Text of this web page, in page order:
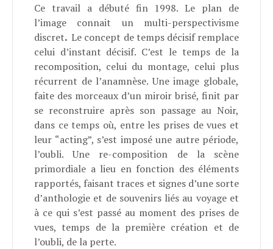
Ce travail a débuté fin 1998. Le plan de
l’image connait un multi-perspectivisme
discret. Le concept de temps décisif remplace
celui d’instant décisif. C’est le temps de la
recomposition, celui du montage, celui plus
récurrent de l’anamnèse. Une image globale,
faite des morceaux d’un miroir brisé, finit par
se reconstruire après son passage au Noir,
dans ce temps où, entre les prises de vues et
leur “acting”, s’est imposé une autre période,
l’oubli. Une re-composition de la scène
primordiale a lieu en fonction des éléments
rapportés, faisant traces et signes d’une sorte
d’anthologie et de souvenirs liés au voyage et
à ce qui s’est passé au moment des prises de
vues, temps de la première création et de
l’oubli, de la perte.